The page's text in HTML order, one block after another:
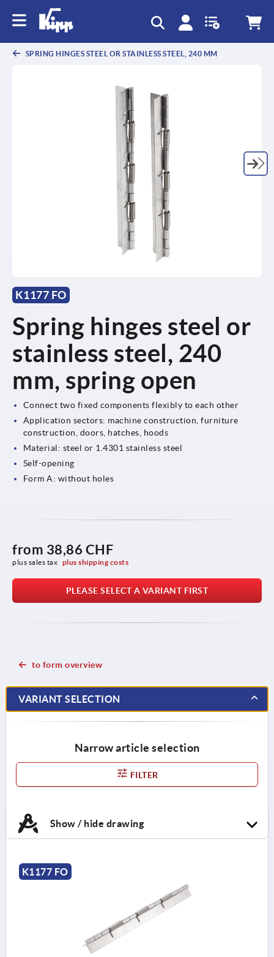
SPRING HINGES STEEL OR STAINLESS STEEL, 240 MM
K1177 FO
Spring hinges steel or
stainless steel, 240
mm, spring open
Connect two fixed components flexibly to each other
Application sectors: machine construction, furniture
construction, doors, hatches, hoods
Material: steel or 1.4301 stainless steel
Self-opening
Form A: without holes
from 38,86 CHF
plus sales tax plus shipping costs
PLEASE SELECT A VARIANT FIRST
to form overview
VARIANT SELECTION
Narrow article selection
FILTER
Show / hide drawing
K1177 FO